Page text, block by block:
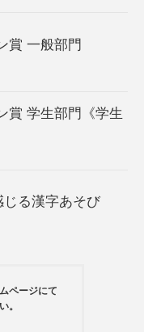
賞 一般部門
賞 学生部門《学生
る漢字あそび
ページにて
。